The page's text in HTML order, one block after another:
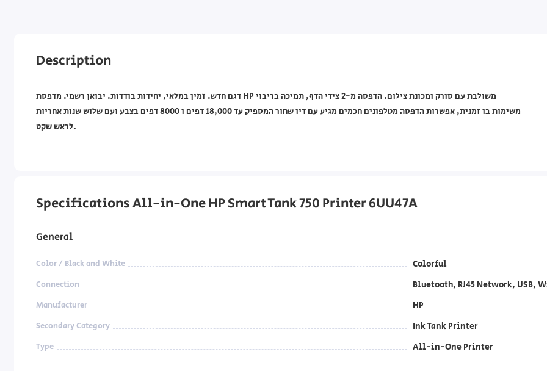
Description
דגם חדש. זמין במלאי, יחידות בודדות. יבואן רשמי. מדפסת HP משולבת עם סורק ומכונת צילום. הדפסה מ-2 צידי הדף, תמיכה בריבוי
משימות בו זמנית, אפשרות הדפסה מטלפונים חכמים מגיע עם דיו שחור המספיק עד 18,000 דפים ו 8000 דפים בצבע ועם שלוש שנות אחריות
לראש שקט.
Specifications All-in-One HP Smart Tank 750 Printer 6UU47A
General
Color / Black and White Colorful
Connection Bluetooth, RJ45 Network, USB,
Manufacturer HP
Secondary Category Ink Tank Printer
Type All-in-One Printer